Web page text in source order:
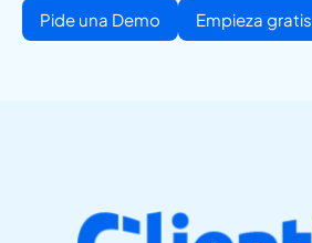
Pide una Demo Empieza gratis